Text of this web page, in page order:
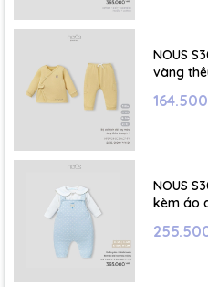
NOUS
vàng
NOUS
kèm áo